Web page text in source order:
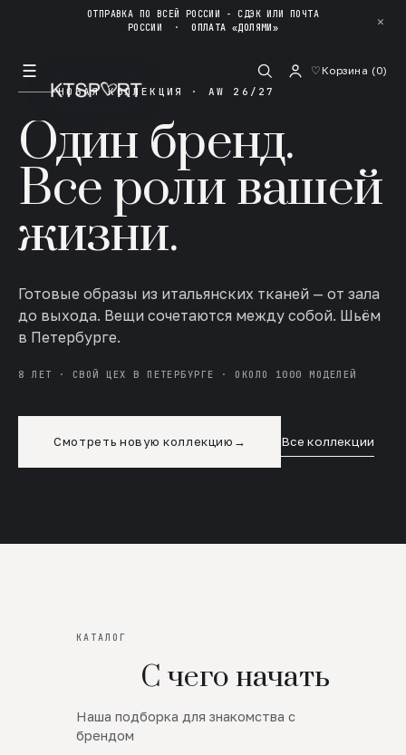
ОТПРАВКА ПО ВСЕЙ РОССИИ - СДЭК ИЛИ ПОЧТА
РОССИИ ·ОПЛАТА «ДОЛЯМИ» ✕
☰ ♡Корзина (0)
НОВАЯ КОЛЛЕКЦИЯ · AW 26/27
Один бренд.
Все роли вашей
жизни.
Готовые образы из итальянских тканей — от зала
до выхода. Вещи сочетаются между собой. Шьём
в Петербурге.
8 ЛЕТ · СВОЙ ЦЕХ В ПЕТЕРБУРГЕ · ОКОЛО 1000 МОДЕЛЕЙ
Смотреть новую коллекцию → Все коллекции
КАТАЛОГ
С чего начать
Наша подборка для знакомства с
брендом
Новинки
SALE